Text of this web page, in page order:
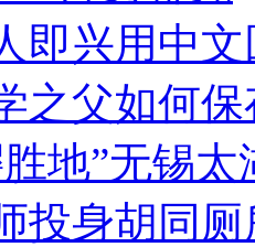
即兴用中
之父如何
地”无锡
投身胡同